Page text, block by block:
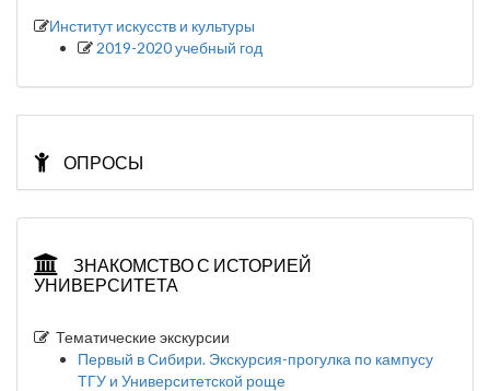
Институт искусств и культуры
2019-2020 учебный год
ОПРОСЫ
ЗНАКОМСТВО С ИСТОРИЕЙ
УНИВЕРСИТЕТА
Тематические экскурсии
Первый в Сибири. Экскурсия-прогулка по кампусу
ТГУ и Университетской роще